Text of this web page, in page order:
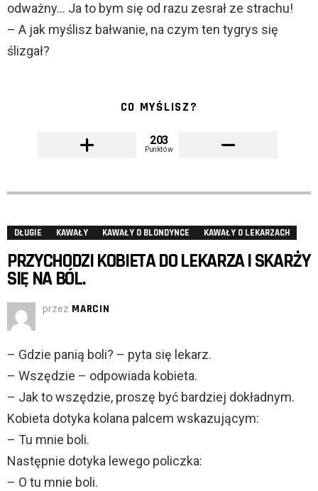
odważny… Ja to bym się od razu zesrał ze strachu!
– A jak myślisz bałwanie, na czym ten tygrys się
ślizgał?
CO MYŚLISZ?
203
Punktów
DŁUGIE KAWAŁY KAWAŁY O BLONDYNCE KAWAŁY O LEKARZACH
PRZYCHODZI KOBIETA DO LEKARZA I SKARŻY
SIĘ NA BÓL.
przez MARCIN
– Gdzie panią boli? – pyta się lekarz.
– Wszędzie – odpowiada kobieta.
– Jak to wszędzie, proszę być bardziej dokładnym.
Kobieta dotyka kolana palcem wskazującym:
– Tu mnie boli.
Następnie dotyka lewego policzka:
– O tu mnie boli.